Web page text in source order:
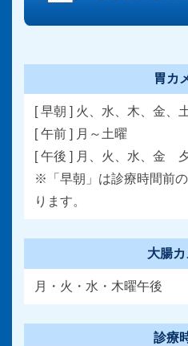
胃カ
[ 早朝 ] 火、水、木、金、
[ 午前 ] 月～土曜
[ 午後 ] 月、火、水、金
※「早朝」は診療時間前
ります。
大腸カ
月・火・水・木曜午後
診療